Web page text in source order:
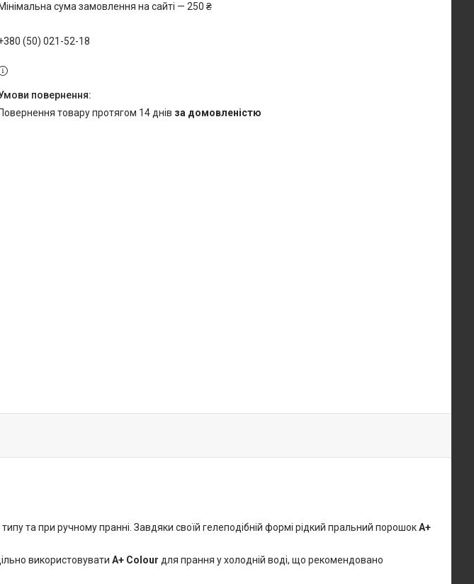
Мінімальна сума замовлення на сайті — 250 ₴
(50) 021-52-18
повернення товару протягом 14 днів за домовленістю
та при ручному пранні. Завдяки своїй гелеподібній формі рідкий пральний порошокA+
використовувати A+ Colour для прання у холодній воді, що рекомендовано